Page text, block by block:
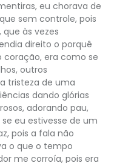
eu chorava de
sem controle, pois
às vezes
direito o porquê
era como se
outros
tristeza de uma
dando glórias
adorando pau,
eu estivesse de um
pois a fala não
o que o tempo
me corroía, pois era